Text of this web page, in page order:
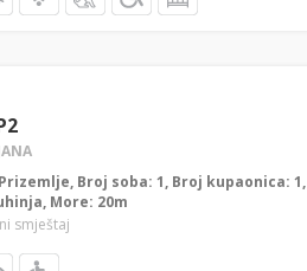
Broj soba: 1, Broj kupaonica: 1,
More: 20m
smještaj